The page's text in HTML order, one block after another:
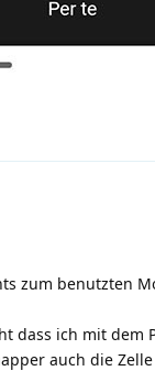
zum benutzten
dass ich mit dem
auch die